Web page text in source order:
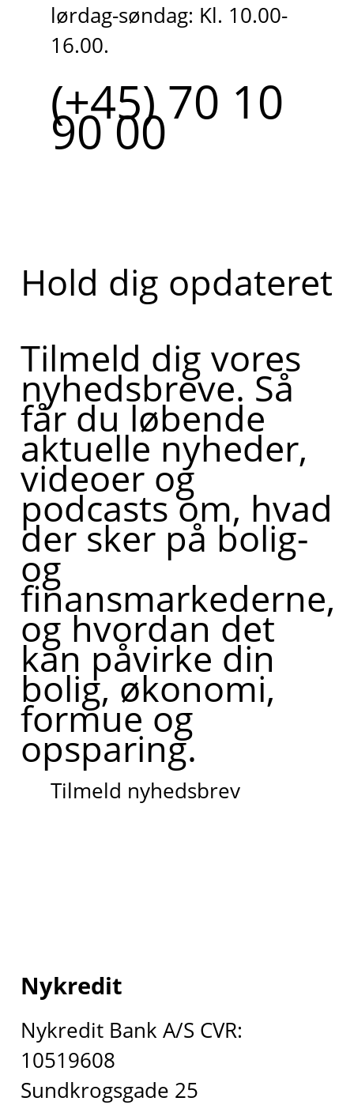
lørdag-søndag: Kl. 10.00-
16.00.
(+45) 70 10
90 00
Hold dig opdateret
Tilmeld dig vores
nyhedsbreve. Så
får du løbende
aktuelle nyheder,
videoer og
podcasts om, hvad
der sker på bolig-
og
finansmarkederne,
og hvordan det
kan påvirke din
bolig, økonomi,
formue og
opsparing.
Tilmeld nyhedsbrev
Nykredit
Nykredit Bank A/S CVR:
10519608
Sundkrogsgade 25